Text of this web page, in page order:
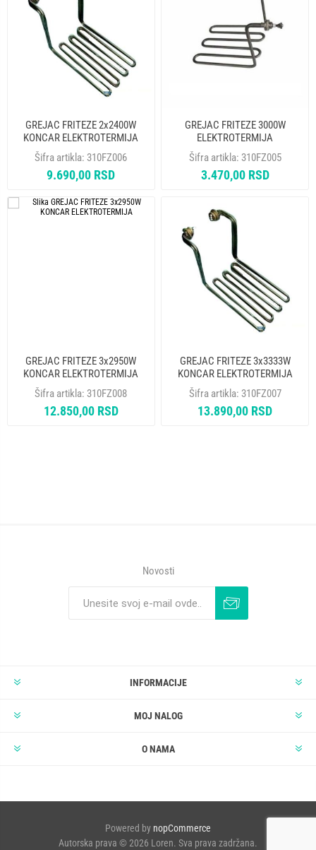
GREJAC FRITEZE 2x2400W
KONCAR ELEKTROTERMIJA
Šifra artikla: 310FZ006
9.690,00 RSD
GREJAC FRITEZE 3000W
ELEKTROTERMIJA
Šifra artikla: 310FZ005
3.470,00 RSD
GREJAC FRITEZE 3x2950W
KONCAR ELEKTROTERMIJA
Šifra artikla: 310FZ008
12.850,00 RSD
GREJAC FRITEZE 3x3333W
KONCAR ELEKTROTERMIJA
Šifra artikla: 310FZ007
13.890,00 RSD
Novosti
INFORMACIJE
MOJ NALOG
O NAMA
Powered by nopCommerce
Autorska prava © 2026 Loren. Sva prava zadržana.